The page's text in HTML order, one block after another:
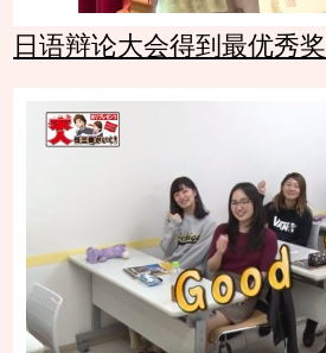
日语辩论大会得到最优秀奖